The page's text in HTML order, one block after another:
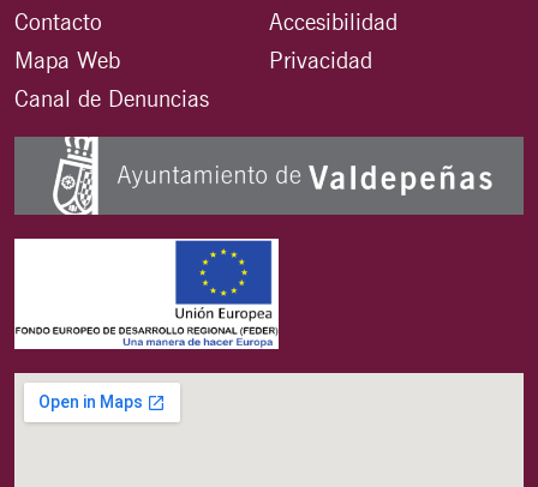
Contacto
Mapa Web
Canal de Denuncias
Accesibilidad
Privacidad